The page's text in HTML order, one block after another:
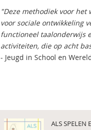
"Deze methodiek voor
voor sociale ontwikkeling
functioneel taalonderwijs
activiteiten, die op acht
- Jeugd in School en
ALS SPELEN